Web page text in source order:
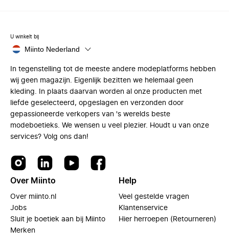
U winkelt bij
Miinto Nederland
In tegenstelling tot de meeste andere modeplatforms hebben
wij geen magazijn. Eigenlijk bezitten we helemaal geen
kleding. In plaats daarvan worden al onze producten met
liefde geselecteerd, opgeslagen en verzonden door
gepassioneerde verkopers van 's werelds beste
modeboetieks. We wensen u veel plezier. Houdt u van onze
services? Volg ons dan!
Over Miinto
Over miinto.nl
Jobs
Sluit je boetiek aan bij Miinto
Merken
Help
Veel gestelde vragen
Klantenservice
Hier herroepen (Retourneren)